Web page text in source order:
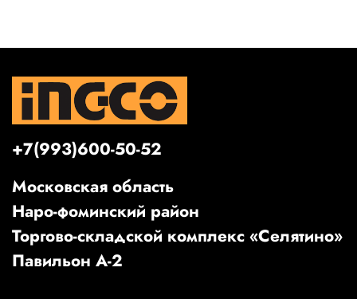
+7(993)600-50-52
Московская область
Наро-фоминский район
Торгово-складской комплекс «Селятино»
Павильон А-2